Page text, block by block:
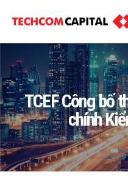
TCEF Công bố
chính